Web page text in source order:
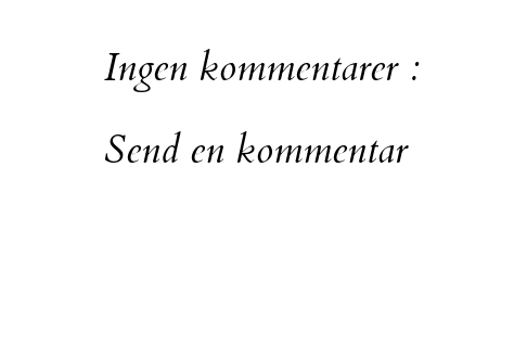
Ingen kommentarer :
Send en kommentar